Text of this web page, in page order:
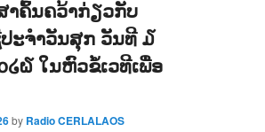
ຄົ້ນຄວ້າກ່ຽວກັບ
ະຈຳວັນສຸກ ວັນທີ ໓
໒໖ ໃນຫົວຂໍ້ເວທີເພື່ອ
by Radio CERLALAOS